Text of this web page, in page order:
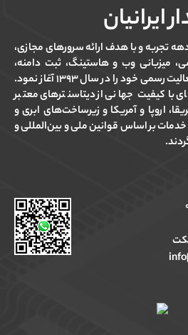
ایرانیان
تجربه و با هدف ارائه سرورهای مجازی،
میزبانی وب و هاستینگ، ثبت دامنه،
گواهینامه امنیتی SSL، فعالیت رسمی خود را در سال ۱۳۹۳ آغاز نمود.
کیفیت جهانی از دیتاسنترهای معتبر
اروپا و آمریکا و زیرساخت‌های ابری و
بر اساس قوانین ملی و بین‌المللی و